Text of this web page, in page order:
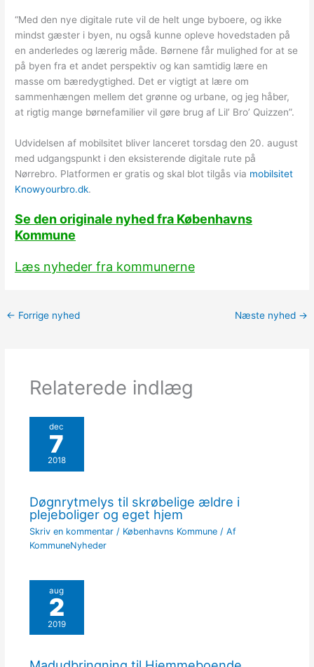
“Med den nye digitale rute vil de helt unge byboere, og ikke
mindst gæster i byen, nu også kunne opleve hovedstaden på
en anderledes og lærerig måde. Børnene får mulighed for at se
på byen fra et andet perspektiv og kan samtidig lære en
masse om bæredygtighed. Det er vigtigt at lære om
sammenhængen mellem det grønne og urbane, og jeg håber,
at rigtig mange børnefamilier vil gøre brug af Lil’ Bro’ Quizzen”.
Udvidelsen af mobilsitet bliver lanceret torsdag den 20. august
med udgangspunkt i den eksisterende digitale rute på
Nørrebro. Platformen er gratis og skal blot tilgås via mobilsitet
Knowyourbro.dk.
Se den originale nyhed fra Københavns
Kommune
Læs nyheder fra kommunerne
← Forrige nyhed Næste nyhed →
Relaterede indlæg
dec
7
2018
Døgnrytmelys til skrøbelige ældre i
plejeboliger og eget hjem
Skriv en kommentar / Københavns Kommune/ Af
KommuneNyheder
aug
2
2019